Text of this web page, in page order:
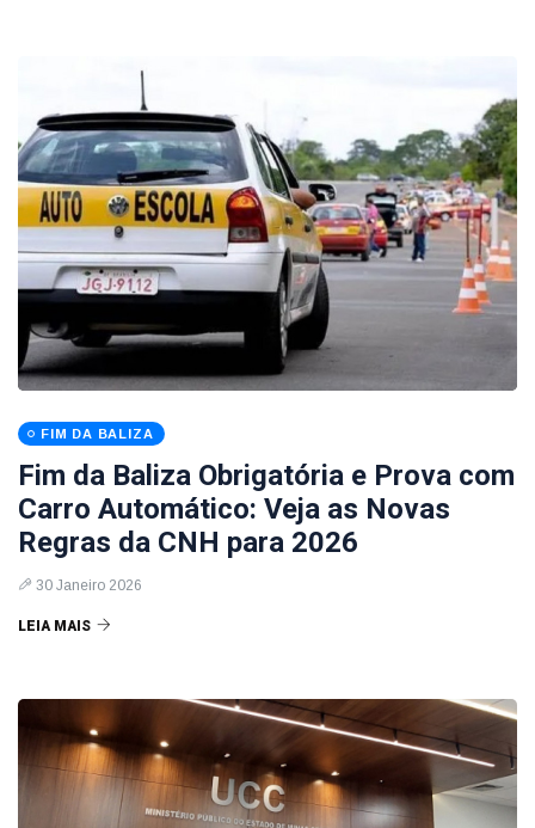
FIM DA BALIZA
Fim da Baliza Obrigatória e Prova com
Carro Automático: Veja as Novas
Regras da CNH para 2026
30 Janeiro 2026
LEIA MAIS